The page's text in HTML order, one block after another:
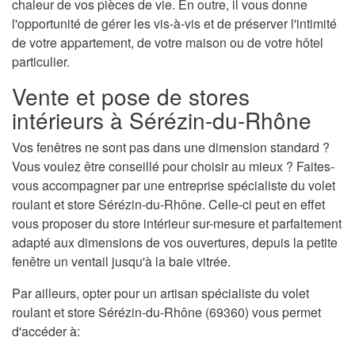
chaleur de vos pièces de vie. En outre, il vous donne
l'opportunité de gérer les vis-à-vis et de préserver l'intimité
de votre appartement, de votre maison ou de votre hôtel
particulier.
Vente et pose de stores
intérieurs à Sérézin-du-Rhône
Vos fenêtres ne sont pas dans une dimension standard ?
Vous voulez être conseillé pour choisir au mieux ? Faites-
vous accompagner par une entreprise spécialiste du volet
roulant et store Sérézin-du-Rhône. Celle-ci peut en effet
vous proposer du store intérieur sur-mesure et parfaitement
adapté aux dimensions de vos ouvertures, depuis la petite
fenêtre un ventail jusqu'à la baie vitrée.
Par ailleurs, opter pour un artisan spécialiste du volet
roulant et store Sérézin-du-Rhône (69360) vous permet
d'accéder à: